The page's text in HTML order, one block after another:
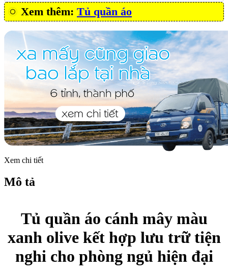
Xem thêm: Tủ quần áo
Xem chi tiết
Mô tả
Tủ quần áo cánh mây màu
xanh olive kết hợp lưu trữ tiện
nghi cho phòng ngủ hiện đại